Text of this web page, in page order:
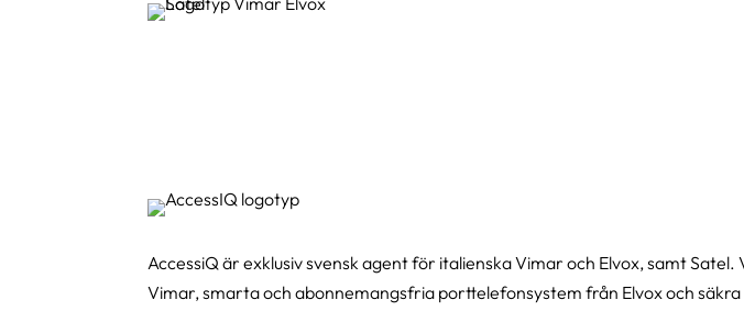
AccessiQ är exklusiv svensk agent för italienska Vimar och Elvox, samt
Vimar, smarta och abonnemangsfria porttelefonsystem från Elvox och